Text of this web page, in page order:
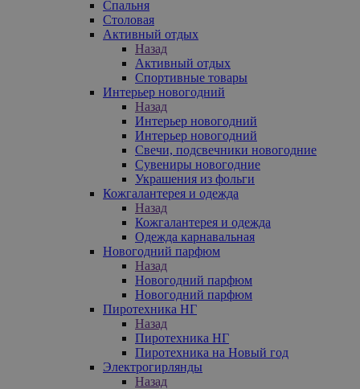
Спальня
Столовая
Активный отдых
Назад
Активный отдых
Спортивные товары
Интерьер новогодний
Назад
Интерьер новогодний
Интерьер новогодний
Свечи, подсвечники новогодние
Сувениры новогодние
Украшения из фольги
Кожгалантерея и одежда
Назад
Кожгалантерея и одежда
Одежда карнавальная
Новогодний парфюм
Назад
Новогодний парфюм
Новогодний парфюм
Пиротехника НГ
Назад
Пиротехника НГ
Пиротехника на Новый год
Электрогирлянды
Назад